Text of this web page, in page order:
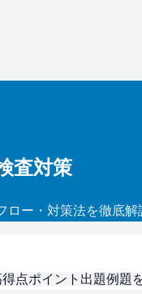
査対策
ロー・対策法を徹底解
点ポイント 出題例題